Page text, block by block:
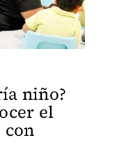
niño?
el
con